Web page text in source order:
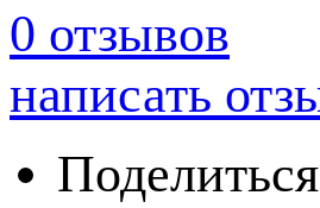
0 отзывов
написать